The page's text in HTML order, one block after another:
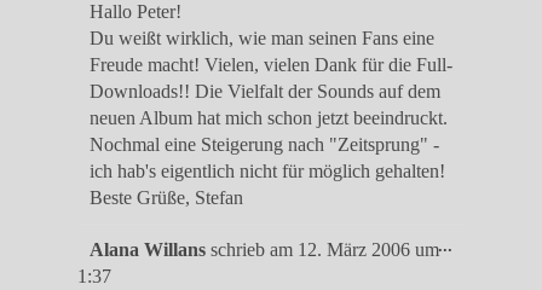
Hallo Peter!
Du weißt wirklich, wie man seinen Fans eine
Freude macht! Vielen, vielen Dank für die Full-
Downloads!! Die Vielfalt der Sounds auf dem
neuen Album hat mich schon jetzt beeindruckt.
Nochmal eine Steigerung nach "Zeitsprung" -
ich hab's eigentlich nicht für möglich gehalten!
Beste Grüße, Stefan
Alana Willansschrieb am 12. März 2006 um
1:37
...Diese